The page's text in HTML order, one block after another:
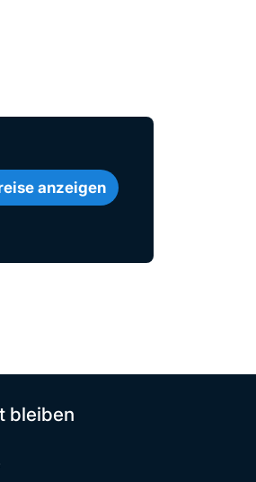
anzeigen
bleiben